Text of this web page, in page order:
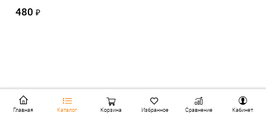
480 ₽
Главная Каталог Корзина Избранное Сравнение Кабинет